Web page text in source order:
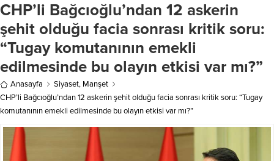
CHP’li Bağcıoğlu’ndan 12 askerin
şehit olduğu facia sonrası kritik soru:
“Tugay komutanının emekli
edilmesinde bu olayın etkisi var mı?”
Anasayfa Siyaset, Manşet
CHP’li Bağcıoğlu’ndan 12 askerin şehit olduğu facia sonrası kritik soru: “Tugay
komutanının emekli edilmesinde bu olayın etkisi var mı?”